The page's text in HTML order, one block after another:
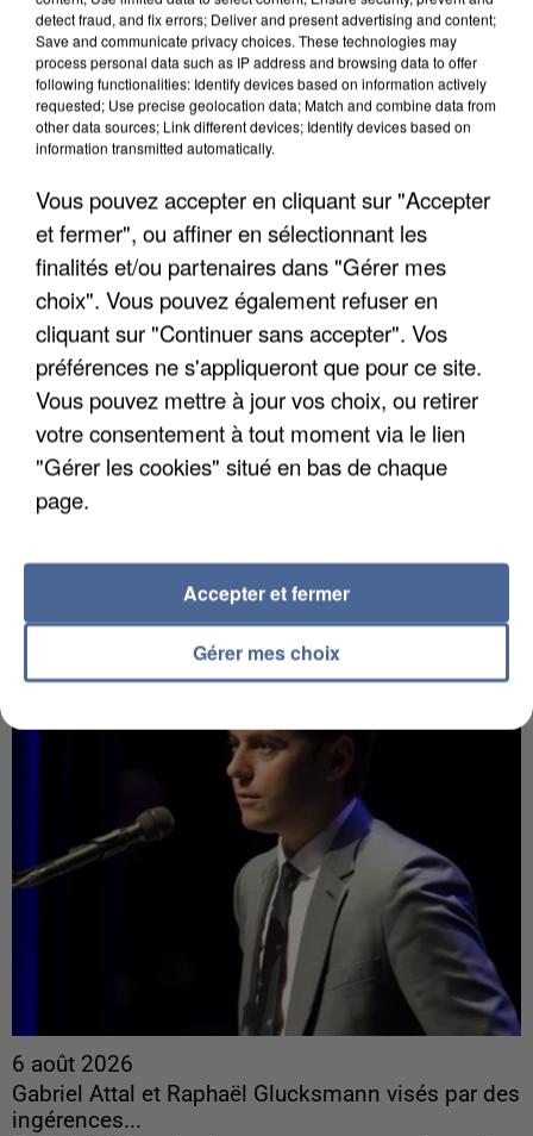
Intermarché après une...
Les données bancaires ne seraient pas
concernées.
7 août 2026
Algérie
Un cofondateur du réseau avait été interpellé
quelques jours plus tôt.
6 août 2026
Gabriel Attal et Raphaël Glucksmann visés par des
ingérences...
detect fraud, and fix errors; Deliver and present advertising and content;
Save and communicate privacy choices. These technologies may
process personal data such as IP address and browsing data to offer
following functionalities: Identify devices based on information actively
requested; Use precise geolocation data; Match and combine data from
other data sources; Link different devices; Identify devices based on
information transmitted automatically.
Vous pouvez accepter en cliquant sur "Accepter
et fermer", ou affiner en sélectionnant les
finalités et/ou partenaires dans "Gérer mes
choix". Vous pouvez également refuser en
cliquant sur "Continuer sans accepter". Vos
préférences ne s'appliqueront que pour ce site.
Vous pouvez mettre à jour vos choix, ou retirer
votre consentement à tout moment via le lien
"Gérer les cookies" situé en bas de chaque
page.
Gérer mes choix
Accepter et fermer